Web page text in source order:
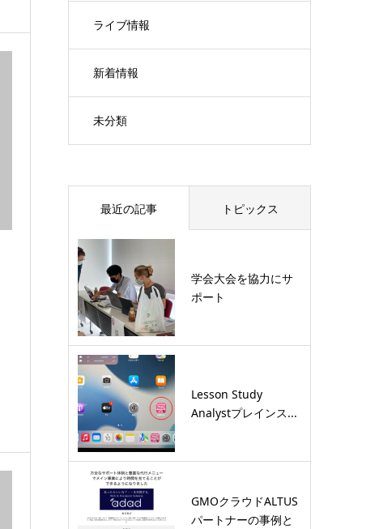
ライブ情報
新着情報
未分類
最近の記事 トピックス
学会大会を協力にサ
ポート
Lesson Study
Analystプレインス...
GMOクラウドALTUS
パートナーの事例と